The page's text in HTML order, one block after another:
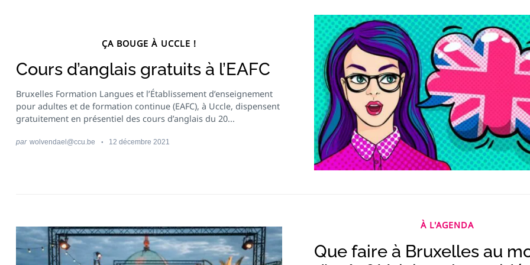
ÇA BOUGE À UCCLE !
Cours d’anglais gratuits à l’EAFC
Bruxelles Formation Langues et l’Établissement d’enseignement
pour adultes et de formation continue (EAFC), à Uccle, dispensent
gratuitement en présentiel des cours d’anglais du 20...
par wolvendael@ccu.be 12 décembre 2021
À L'AGENDA
Que faire à Bruxelles au